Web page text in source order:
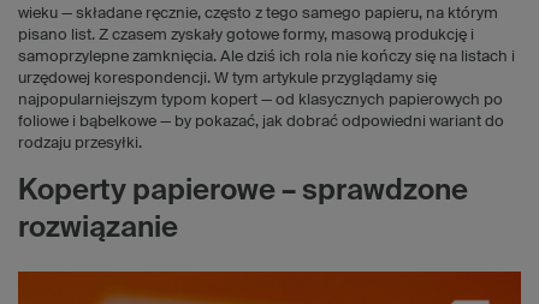
wieku — składane ręcznie, często z tego samego papieru, na którym
pisano list. Z czasem zyskały gotowe formy, masową produkcję i
samoprzylepne zamknięcia. Ale dziś ich rola nie kończy się na listach i
urzędowej korespondencji. W tym artykule przyglądamy się
najpopularniejszym typom kopert — od klasycznych papierowych po
foliowe i bąbelkowe — by pokazać, jak dobrać odpowiedni wariant do
rodzaju przesyłki.
Koperty papierowe – sprawdzone
rozwiązanie